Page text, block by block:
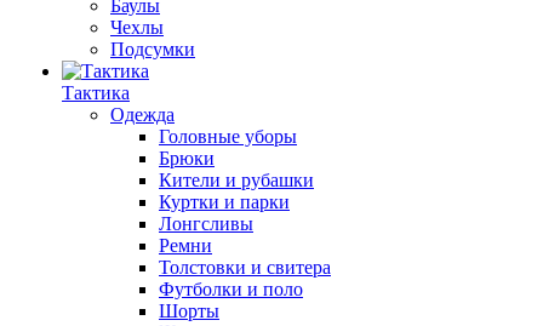
Баулы
Чехлы
Подсумки
Тактика
Одежда
Головные уборы
Брюки
Кители и рубашки
Куртки и парки
Лонгсливы
Ремни
Толстовки и свитера
Футболки и поло
Шорты